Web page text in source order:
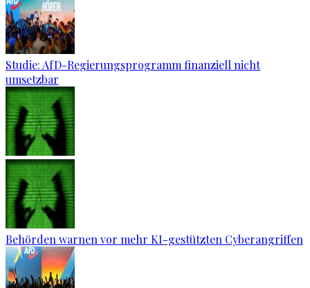
Studie: AfD-Regierungsprogramm finanziell nicht
umsetzbar
Behörden warnen vor mehr KI-gestützten Cyberangriffen